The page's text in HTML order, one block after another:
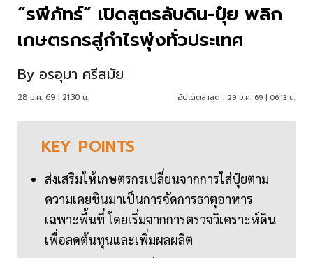
“รพีภัทร์” เปิดสูตรลับดิน-ปุ๋ย พลิก
เกษตรกรสู่กำไรพุ่งทั่วประเทศ
By อรอุมา ศรีสมัย
28 ม.ค. 69 | 21:30 น. อัปเดตล่าสุด : 29 ม.ค. 69 | 06:13 น.
KEY POINTS
ส่งเสริมให้เกษตรกรเปลี่ยนจากการใส่ปุ๋ยตาม
ความเคยชินมาเป็นการจัดการธาตุอาหาร
เฉพาะพื้นที่ โดยเริ่มจากการตรวจวิเคราะห์ดิน
เพื่อลดต้นทุนและเพิ่มผลผลิต